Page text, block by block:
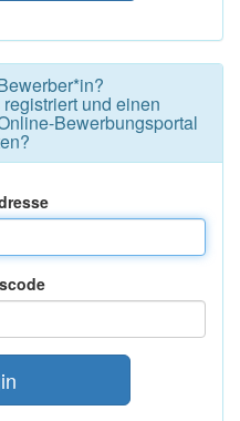
und einen
Bewerbungsportal